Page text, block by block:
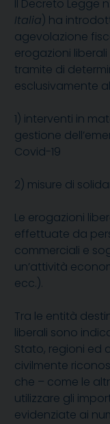
Il Decreto Legge
Italia) ha
agevolazione
erogazioni
tramite di
esclusivamente
1) interventi in
gestione
Covid-19
2) misure di
Le erogazioni
effettuate da
commerciali e
un’attività
ecc.).
Tra le entità
liberali sono
Stato, regioni ed
civilmente
che – come le
utilizzare gli
evidenziate ai